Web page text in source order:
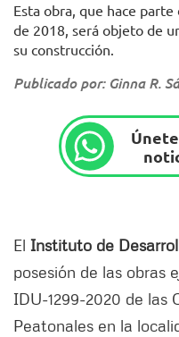
Esta obra, que hace
de 2018, será objeto de
su construcción.
Publicado por: Ginna R.
El Instituto de
posesión de las obras
IDU-1299-2020 de las
Peatonales en la